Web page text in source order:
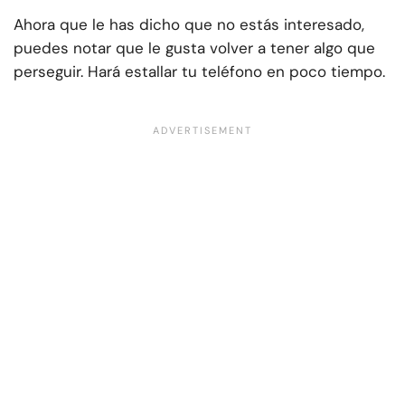
Ahora que le has dicho que no estás interesado,
puedes notar que le gusta volver a tener algo que
perseguir. Hará estallar tu teléfono en poco tiempo.